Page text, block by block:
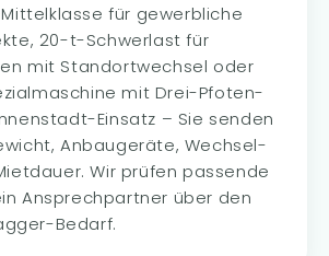
für gewerbliche
20-t-Schwerlast für
mit Standortwechsel oder
mit Drei-Pfoten-
Einsatz – Sie senden
Anbaugeräte, Wechsel-
Wir prüfen passende
Ansprechpartner über den
Bedarf.